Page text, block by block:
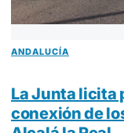
ANDALUCÍA
La Junta licita
conexión de